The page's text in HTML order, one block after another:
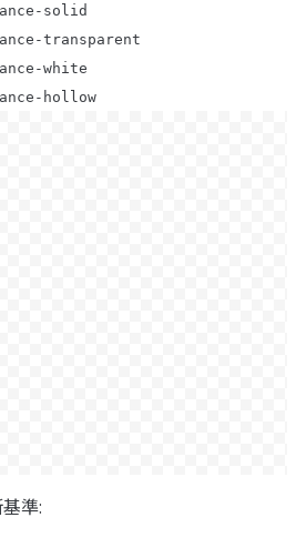
solid
transparent
white
hollow
準: